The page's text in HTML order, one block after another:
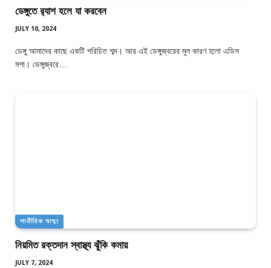
ডেঙ্গুতে র‍্যাশ হলে যা করবেন
JULY 10, 2024
ডেঙ্গু আমাদের কাছে একটি পরিচিত শব্দ। আর এই ডেঙ্গুজ্বরের মূল কারণ হলো এডিস
মশা। ডেঙ্গুজ্বরে…
শারীরিক স্বাস্থ্য
নিয়মিত রক্তদান স্বাস্থ্য ঝুঁকি কমায়
JULY 7, 2024